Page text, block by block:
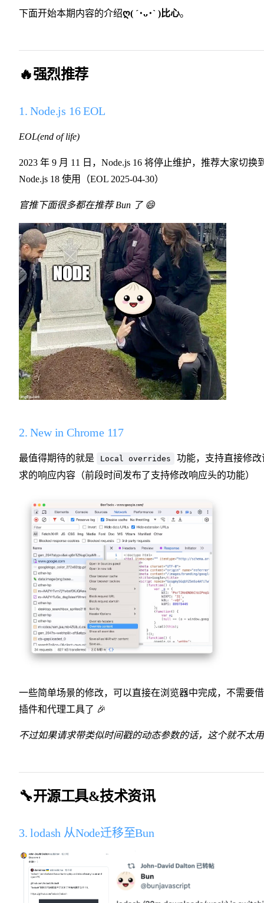
下面开始本期内容的介绍ღ( ´･ᴗ･` )比心。
🔥强烈推荐
1. Node.js 16 EOL
EOL(end of life)
2023 年 9 月 11 日，Node.js 16 将停止维护，推荐大家切换
Node.js 18 使用（EOL 2025-04-30）
官推下面很多都在推荐 Bun 了 😄
2. New in Chrome 117
最值得期待的就是 Local overrides
功能，支持直接修改
求的响应内容（前段时间发布了支持修改响应头的功能）
一些简单场景的修改，可以直接在浏览器中完成，不需要
插件和代理工具了 🎉
不过如果请求带类似时间戳的动态参数的话，这个就不太
🔧开源工具&技术资讯
3. lodash 从Node迁移至Bun